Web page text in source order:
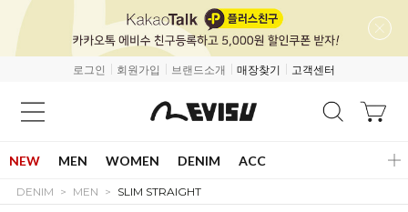
로그인 회원가입 브랜드소개 매장찾기 고객센터
NEW MEN WOMEN DENIM ACC
DENIM MEN SLIM STRAIGHT